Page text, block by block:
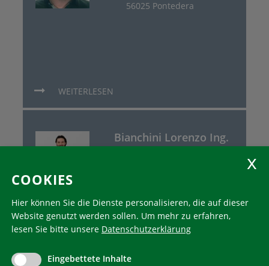
56025 Pontedera
WEITERLESEN
Bianchini Lorenzo Ing.
COOKIES
Hier können Sie die Dienste personalisieren, die auf dieser
Website genutzt werden sollen. Um mehr zu erfahren,
lesen Sie bitte unsere Datenschutzerklärung
Eingebettete Inhalte